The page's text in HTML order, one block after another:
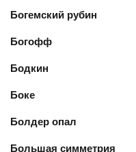
Богемский рубин
Богофф
Бодкин
Боке
Болдер опал
Большая симметрия